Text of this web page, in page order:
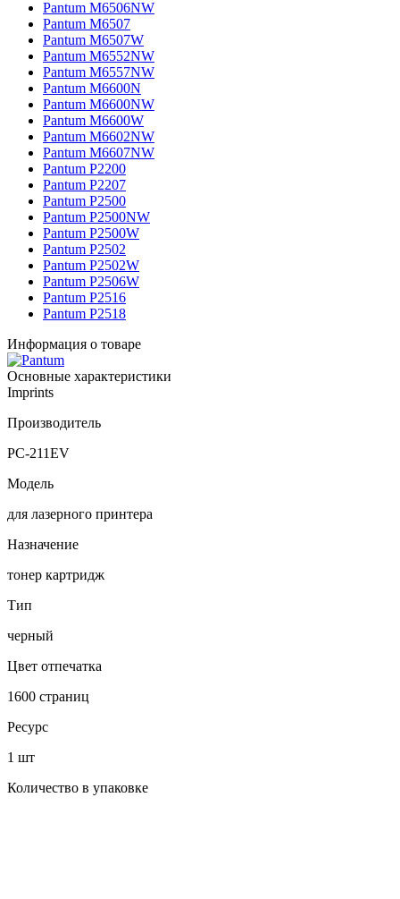
Pantum M6506NW
Pantum M6507
Pantum M6507W
Pantum M6552NW
Pantum M6557NW
Pantum M6600N
Pantum M6600NW
Pantum M6600W
Pantum M6602NW
Pantum M6607NW
Pantum P2200
Pantum P2207
Pantum P2500
Pantum P2500NW
Pantum P2500W
Pantum P2502
Pantum P2502W
Pantum P2506W
Pantum P2516
Pantum P2518
Информация о товаре
Основные характеристики
Imprints
Производитель
PC-211EV
Модель
для лазерного принтера
Назначение
тонер картридж
Тип
черный
Цвет отпечатка
1600 страниц
Ресурс
1 шт
Количество в упаковке